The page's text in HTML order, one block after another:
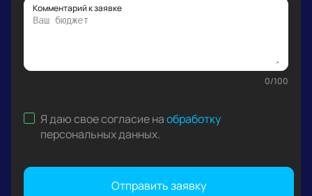
Комментарий к заявке
0/100
Я даю свое согласие наобработку
персональных данных.
Отправить заявку